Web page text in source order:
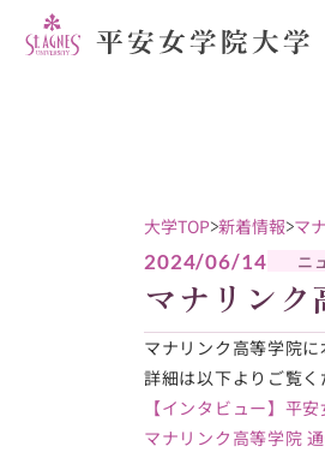
大学TOP 新着情報 マ
2024/06/14 ニ
マナリン
マナリンク高等学院に
詳細は以下よりご覧く
【インタビュー】平
マナリンク高等学院